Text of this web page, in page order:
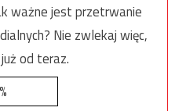
ważne jest przetrwanie
Nie zwlekaj więc,
od teraz.